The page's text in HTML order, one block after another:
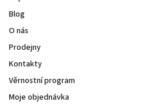
Blog
O nás
Prodejny
Kontakty
Věrnostní program
Moje objednávka